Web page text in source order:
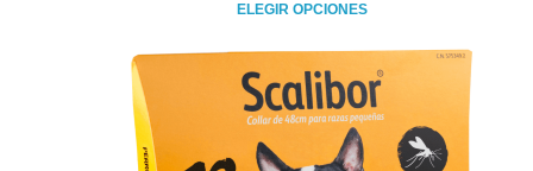
desde
87,40 €
hasta
126,20 €
ELEGIR OPCIONES
producto
tiene
múltiples
variantes.